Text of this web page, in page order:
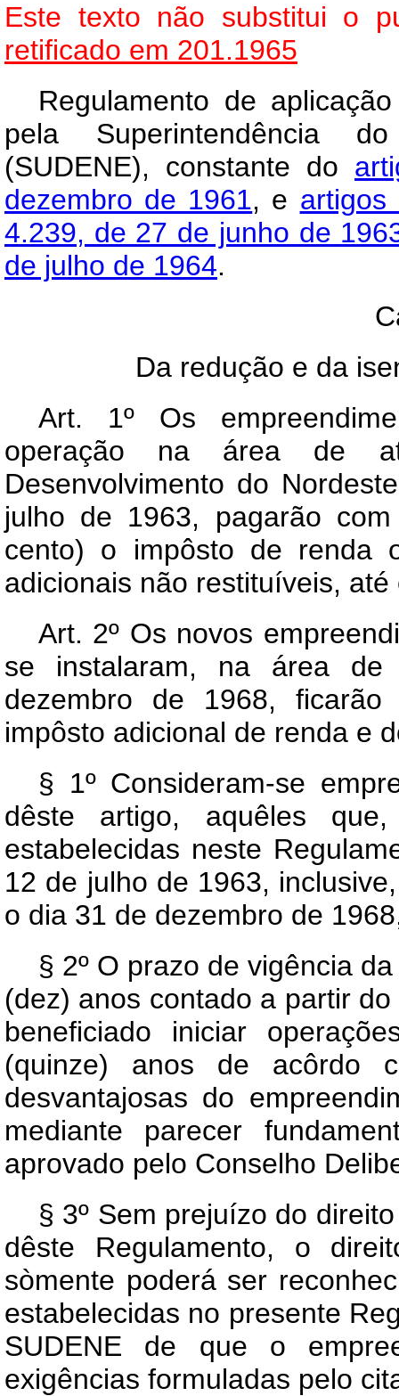
Este texto não substitui o
retificado em 201.1965
Regulamento de
pela Superintendência
(SUDENE), constante do
dezembro de 1961, e artigos
4.239, de 27 de junho de
de julho de 1964.
Da redução e da
Art. 1º Os
operação na área de
Desenvolvimento do
julho de 1963, pagarão
cento) o impôsto de renda
adicionais não restituíveis,
Art. 2º Os novos
se instalaram, na área
dezembro de 1968,
impôsto adicional de renda e
§ 1º Consideram-se
dêste artigo, aquêles
estabelecidas neste
12 de julho de 1963,
o dia 31 de dezembro de
§ 2º O prazo de vigência
(dez) anos contado a partir
beneficiado iniciar
(quinze) anos de acôrdo
desvantajosas do
mediante parecer
aprovado pelo Conselho
§ 3º Sem prejuízo do
dêste Regulamento, o
sòmente poderá ser
estabelecidas no presente
SUDENE de que o
exigências formuladas pelo